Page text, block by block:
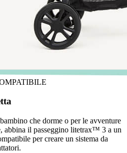
che dorme o per le avventure
abbina il passeggino litetrax™ 3 a un
per creare un sistema da